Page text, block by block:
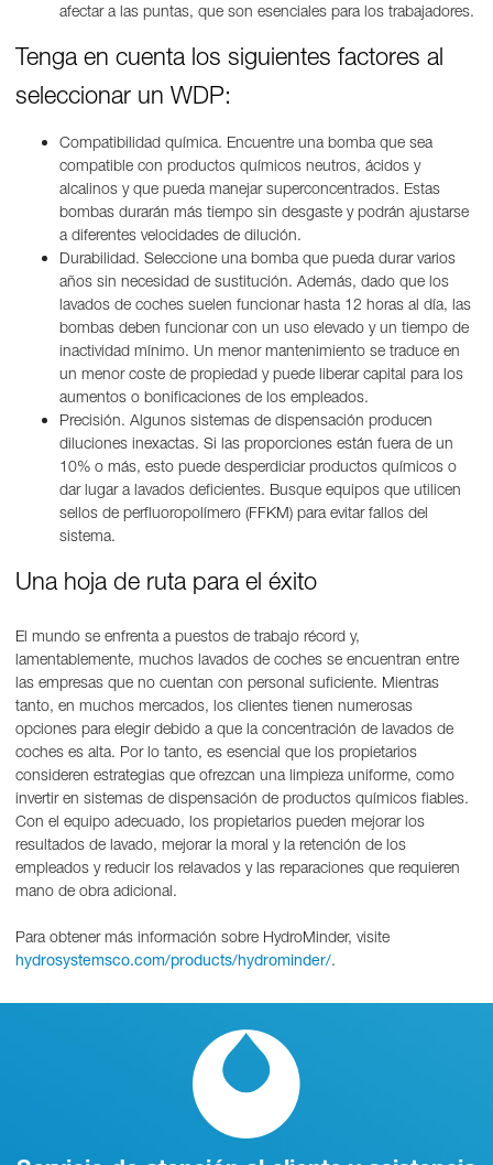
afectar a las puntas, que son esenciales para los trabajadores.
Tenga en cuenta los siguientes factores al
seleccionar un WDP:
Compatibilidad química. Encuentre una bomba que sea
compatible con productos químicos neutros, ácidos y
alcalinos y que pueda manejar superconcentrados. Estas
bombas durarán más tiempo sin desgaste y podrán ajustarse
a diferentes velocidades de dilución.
Durabilidad. Seleccione una bomba que pueda durar varios
años sin necesidad de sustitución. Además, dado que los
lavados de coches suelen funcionar hasta 12 horas al día, las
bombas deben funcionar con un uso elevado y un tiempo de
inactividad mínimo. Un menor mantenimiento se traduce en
un menor coste de propiedad y puede liberar capital para los
aumentos o bonificaciones de los empleados.
Precisión. Algunos sistemas de dispensación producen
diluciones inexactas. Si las proporciones están fuera de un
10% o más, esto puede desperdiciar productos químicos o
dar lugar a lavados deficientes. Busque equipos que utilicen
sellos de perfluoropolímero (FFKM) para evitar fallos del
sistema.
Una hoja de ruta para el éxito
El mundo se enfrenta a puestos de trabajo récord y,
lamentablemente, muchos lavados de coches se encuentran entre
las empresas que no cuentan con personal suficiente. Mientras
tanto, en muchos mercados, los clientes tienen numerosas
opciones para elegir debido a que la concentración de lavados de
coches es alta. Por lo tanto, es esencial que los propietarios
consideren estrategias que ofrezcan una limpieza uniforme, como
invertir en sistemas de dispensación de productos químicos fiables.
Con el equipo adecuado, los propietarios pueden mejorar los
resultados de lavado, mejorar la moral y la retención de los
empleados y reducir los relavados y las reparaciones que requieren
mano de obra adicional.
Para obtener más información sobre HydroMinder, visite
hydrosystemsco.com/products/hydrominder/.